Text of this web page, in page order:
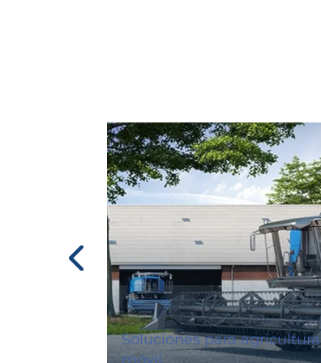
Soluciones para agricultura